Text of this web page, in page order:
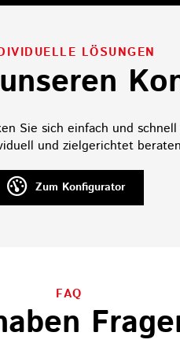
LÖSUNGEN
Sie sich einfach und
und zielgerichtet
Zum Konfigurator
FAQ